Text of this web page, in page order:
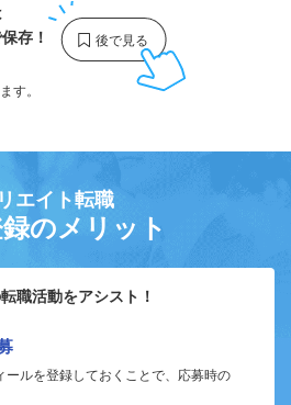
保存！
す。
エイト転職
のメリット
職活動をアシスト！
ールを登録しておくことで、応募時の